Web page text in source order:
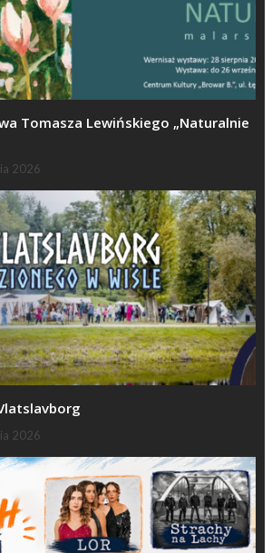
Tomasza Lewińskiego „Naturalnie
2026
2026